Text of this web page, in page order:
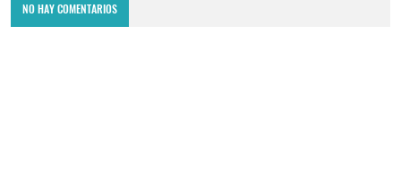
NO HAY COMENTARIOS